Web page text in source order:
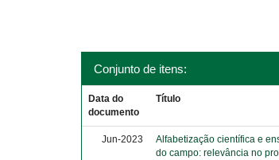
Conjunto de itens:
Data do
documento
Título
Jun-2023
Alfabetização científica e
do campo: relevância no